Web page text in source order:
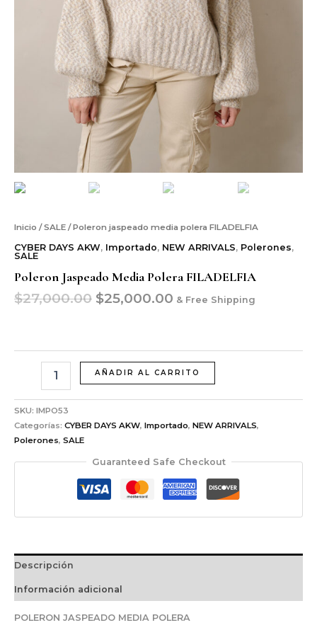
Inicio /SALE / Poleron jaspeado media polera FILADELFIA
CYBER DAYS AKW, Importado, NEW ARRIVALS, Polerones,
SALE
Poleron Jaspeado Media Polera FILADELFIA
$27,000.00 $25,000.00 & Free Shipping
AÑADIR AL CARRITO
SKU: IMPO53
Categorías: CYBER DAYS AKW, Importado, NEW ARRIVALS,
Polerones, SALE
Guaranteed Safe Checkout
Descripción
Información adicional
POLERON JASPEADO MEDIA POLERA